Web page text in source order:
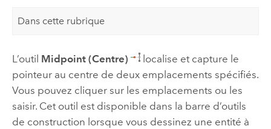
Dans cette rubrique
L’outil Midpoint (Centre)
localise et capture le
pointeur au centre de deux emplacements spécifiés.
Vous pouvez cliquer sur les emplacements ou les
saisir. Cet outil est disponible dans la barre d’outils
de construction lorsque vous dessinez une entité à